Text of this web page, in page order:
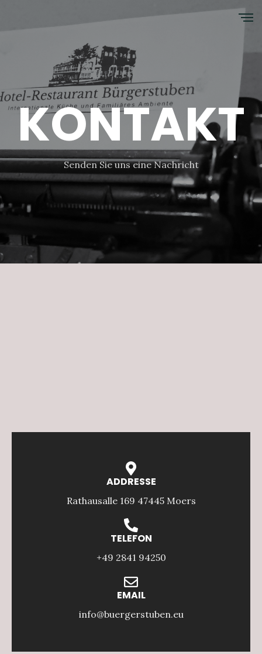
KONTAKT
Senden Sie uns eine Nachricht
ADDRESSE
Rathausalle 169 47445 Moers
TELEFON
+49 2841 94250
EMAIL
info@buergerstuben.eu